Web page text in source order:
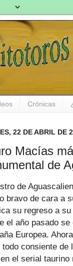
Crónicas
22 DE ABRIL DE
Macías
de
de
bravo de cara a
su regreso a
el año pasado
Europea.
todo consiente de
el serial taurino